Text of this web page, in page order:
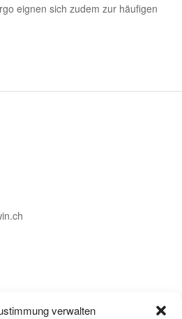
verwalten
eignen sich zudem zur häufigen